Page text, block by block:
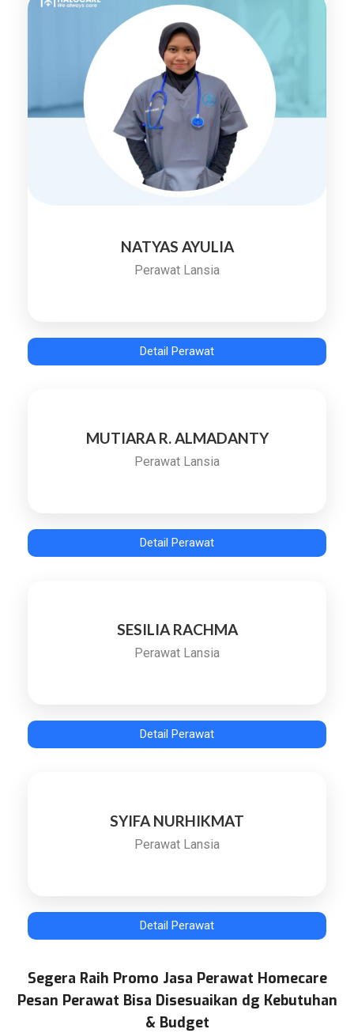
NATYAS AYULIA
Perawat Lansia
Detail Perawat
MUTIARA R. ALMADANTY
Perawat Lansia
Detail Perawat
SESILIA RACHMA
Perawat Lansia
Detail Perawat
SYIFA NURHIKMAT
Perawat Lansia
Detail Perawat
Segera Raih Promo Jasa Perawat Homecare
Pesan Perawat Bisa Disesuaikan dg Kebutuhan
& Budget